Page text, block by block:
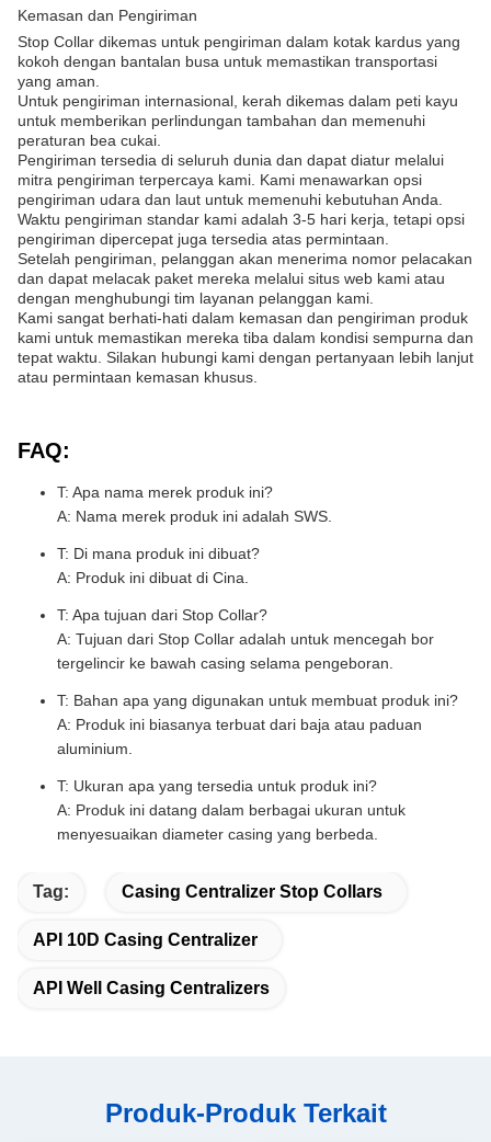
Kemasan dan Pengiriman
Stop Collar dikemas untuk pengiriman dalam kotak kardus yang
kokoh dengan bantalan busa untuk memastikan transportasi
yang aman.
Untuk pengiriman internasional, kerah dikemas dalam peti kayu
untuk memberikan perlindungan tambahan dan memenuhi
peraturan bea cukai.
Pengiriman tersedia di seluruh dunia dan dapat diatur melalui
mitra pengiriman terpercaya kami. Kami menawarkan opsi
pengiriman udara dan laut untuk memenuhi kebutuhan Anda.
Waktu pengiriman standar kami adalah 3-5 hari kerja, tetapi opsi
pengiriman dipercepat juga tersedia atas permintaan.
Setelah pengiriman, pelanggan akan menerima nomor pelacakan
dan dapat melacak paket mereka melalui situs web kami atau
dengan menghubungi tim layanan pelanggan kami.
Kami sangat berhati-hati dalam kemasan dan pengiriman produk
kami untuk memastikan mereka tiba dalam kondisi sempurna dan
tepat waktu. Silakan hubungi kami dengan pertanyaan lebih lanjut
atau permintaan kemasan khusus.
FAQ:
T: Apa nama merek produk ini?
A: Nama merek produk ini adalah SWS.
T: Di mana produk ini dibuat?
A: Produk ini dibuat di Cina.
T: Apa tujuan dari Stop Collar?
A: Tujuan dari Stop Collar adalah untuk mencegah bor
tergelincir ke bawah casing selama pengeboran.
T: Bahan apa yang digunakan untuk membuat produk ini?
A: Produk ini biasanya terbuat dari baja atau paduan
aluminium.
T: Ukuran apa yang tersedia untuk produk ini?
A: Produk ini datang dalam berbagai ukuran untuk
menyesuaikan diameter casing yang berbeda.
Tag: Casing Centralizer Stop Collars
API 10D Casing Centralizer
API Well Casing Centralizers
Produk-Produk Terkait